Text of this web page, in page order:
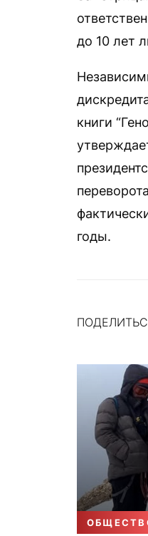
до 10 лет
книги
годы.